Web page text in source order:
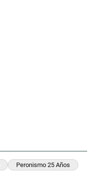
Peronismo 25 Años